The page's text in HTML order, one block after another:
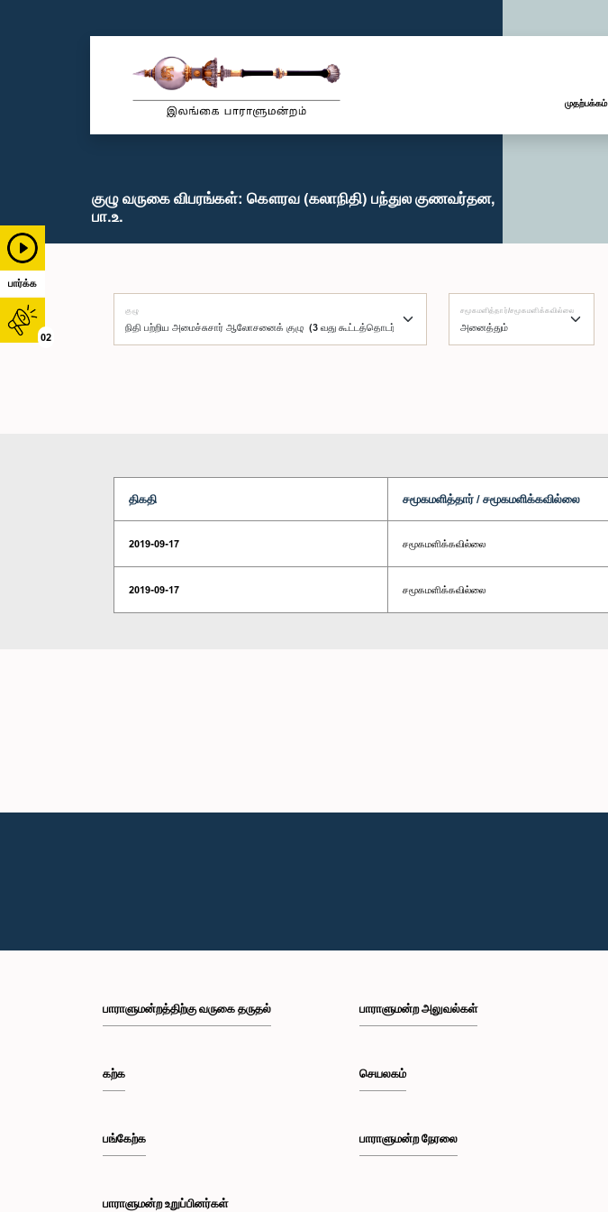
பார்க்க
02
முதற்பக்கம்
குழு வருகை விபரங்கள்: கௌரவ (கலாநிதி) பந்துல குணவர்தன,
பா.உ.
குழு சமூகமளித்தார்/சமூகமளிக்கவில்லை
திகதி சமூகமளித்தார் / சமூகமளிக்கவில்லை
2019-09-17 சமூகமளிக்கவில்லை
2019-09-17 சமூகமளிக்கவில்லை
பாராளுமன்றத்திற்கு வருகை தருதல்
கற்க
பங்கேற்க
பாராளுமன்ற உறுப்பினர்கள்
பாராளுமன்ற அலுவல்கள்
செயலகம்
பாராளுமன்ற நேரலை